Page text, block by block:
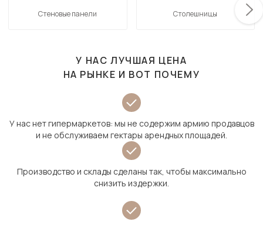
Стеновые панели Столешницы
У НАС ЛУЧШАЯ ЦЕНА
НА РЫНКЕ И ВОТ ПОЧЕМУ
У нас нет гипермаркетов: мы не содержим армию продавцов
и не обслуживаем гектары арендных площадей.
Производство и склады сделаны так, чтобы максимально
снизить издержки.